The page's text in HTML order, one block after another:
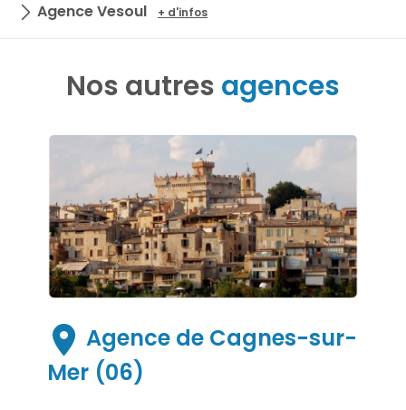
Agence Vesoul + d'infos
Nos autres agences
Agence de Cagnes-sur-
Mer (06)